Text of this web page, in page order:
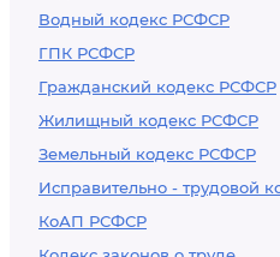
Водный кодекс РСФСР
ГПК РСФСР
Гражданский кодекс РСФСР
Жилищный кодекс РСФСР
Земельный кодекс РСФСР
Исправительно - трудовой
КоАП РСФСР